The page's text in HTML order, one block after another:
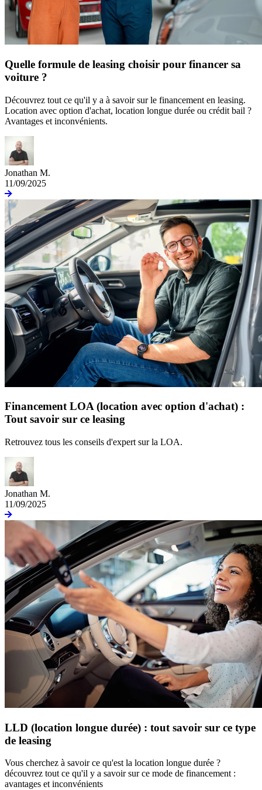
Quelle formule de leasing choisir pour financer sa
voiture ?
Découvrez tout ce qu'il y a à savoir sur le financement en leasing.
Location avec option d'achat, location longue durée ou crédit bail ?
Avantages et inconvénients.
Jonathan M.
11/09/2025
Financement LOA (location avec option d'achat) :
Tout savoir sur ce leasing
Retrouvez tous les conseils d'expert sur la LOA.
Jonathan M.
11/09/2025
LLD (location longue durée) : tout savoir sur ce type
de leasing
Vous cherchez à savoir ce qu'est la location longue durée ?
découvrez tout ce qu'il y a savoir sur ce mode de financement :
avantages et inconvénients